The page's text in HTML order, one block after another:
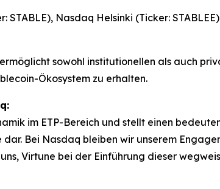
STABLE), Nasdaq Helsinki (Ticker: STABLEE)
sowohl institutionellen als auch
Ökosystem zu erhalten.
im ETP-Bereich und stellt einen
Bei Nasdaq bleiben wir unserem
Virtune bei der Einführung dieser